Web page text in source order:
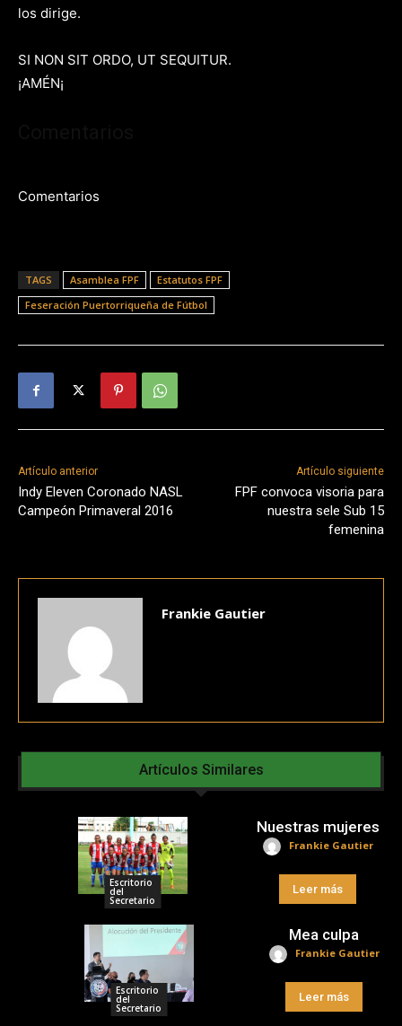
los dirige.
SI NON SIT ORDO, UT SEQUITUR.
¡AMÉN¡
Comentarios
TAGS Asamblea FPF
Estatutos FPF
Feseración Puertorriqueña de Fútbol
Artículo anterior
Indy Eleven Coronado NASL
Campeón Primaveral 2016
Artículo siguiente
FPF convoca visoria para
nuestra sele Sub 15
femenina
Frankie Gautier
Artículos Similares
Escritorio
del
Secretario
Nuestras mujeres
Frankie Gautier
Leer más
Escritorio
del
Secretario
Mea culpa
Frankie Gautier
Leer más